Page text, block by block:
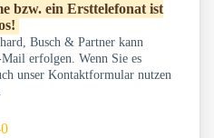
bzw. ein Ersttelefonat ist
Busch & Partner kann
erfolgen. Wenn Sie es
unser Kontaktformular nutzen